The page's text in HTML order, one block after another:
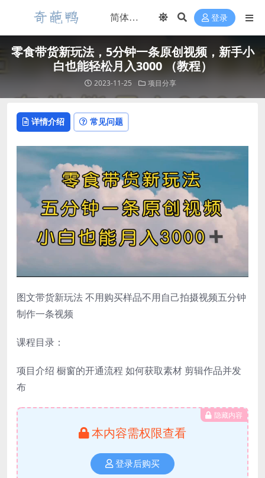
登录
零食带货新玩法，5分钟一条原创视频，新手小
白也能轻松月入3000 （教程）
2023-11-25 项目分享
详情介绍 常见问题
图文带货新玩法 不用购买样品不用自己拍摄视频五分钟
制作一条视频
课程目录：
项目介绍 橱窗的开通流程 如何获取素材 剪辑作品并发
布
隐藏内容
本内容需权限查看
登录后购买